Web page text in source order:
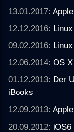
13.01.2017:
12.12.2016:
09.02.2016:
12.06.2014:OS
01.12.2013: Der
iBooks
12.09.2013:
20.09.2012: iOS6